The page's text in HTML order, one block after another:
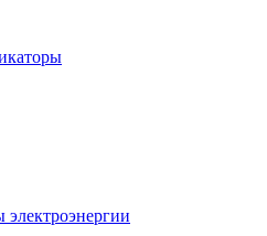
электроэнергии